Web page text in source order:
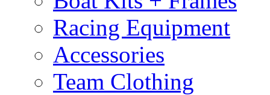
Racing Equipment
Accessories
Team Clothing